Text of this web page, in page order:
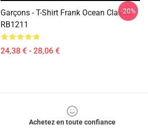
Garçons - T-Shirt Frank Ocean Classic
RB1211
24,38 € - 28,06 €
-20%
Achetez en toute confiance